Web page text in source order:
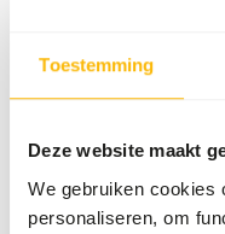
Toestemming
Deze website maakt
We gebruiken cookies
personaliseren, om